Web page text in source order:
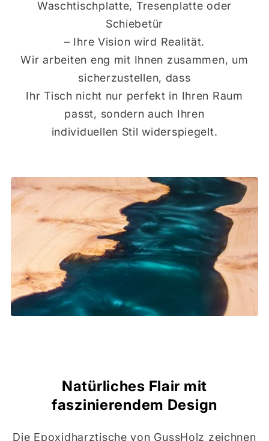
Waschtischplatte, Tresenplatte oder
Schiebetür
– Ihre Vision wird Realität.
Wir arbeiten eng mit Ihnen zusammen, um
sicherzustellen, dass
Ihr Tisch nicht nur perfekt in Ihren Raum
passt, sondern auch Ihren
individuellen Stil widerspiegelt.
Natürliches Flair mit
faszinierendem Design
Die Epoxidharztische von GussHolz zeichnen